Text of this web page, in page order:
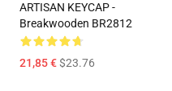
ARTISAN KEYCAP -
Breakwooden BR2812
21,85 €$23.76